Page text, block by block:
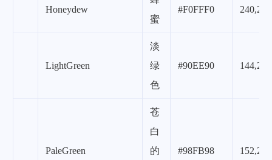
Honeydew
蜜
#F0FFF0
LightGreen
淡
绿
色
#90EE90
PaleGreen
苍
白
的
#98FB98